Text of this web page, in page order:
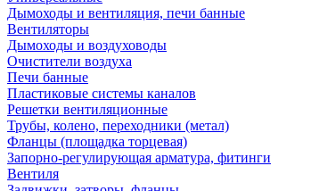
Дымоходы и вентиляция, печи банные
Вентиляторы
Дымоходы и воздуховоды
Очистители воздуха
Печи банные
Пластиковые системы каналов
Решетки вентиляционные
Трубы, колено, переходники (метал)
Фланцы (площадка торцевая)
Запорно-регулирующая арматура, фитинги
Вентиля